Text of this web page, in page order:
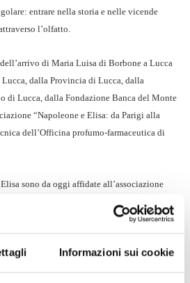
Informazioni sui cookie
entrare nella storia e nelle vicende
l’olfatto.
di Maria Luisa di Borbone a Lucca
dalla Provincia di Lucca, dalla
di Lucca, dalla Fondazione Banca del Monte
“Napoleone e Elisa: da Parigi alla
dell’Officina profumo-farmaceutica di
sono da oggi affidate all’associazione
opo i saluti istituzionali e gli
(Università di Pisa) e Simonetta
) nella Sala Tobino, in quegli spazi si
Naso e la Storia”, dislocato in4 stanze del